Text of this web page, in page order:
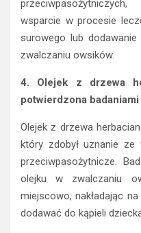
wsparcie w procesie
surowego lub
zwalczaniu owsików.
4. Olejek z drzewa
potwierdzona badaniami
Olejek z drzewa
który zdobył uznanie ze
przeciwpasożytnicze.
olejku w zwalczaniu
miejscowo, nakładając
dodawać do kąpieli